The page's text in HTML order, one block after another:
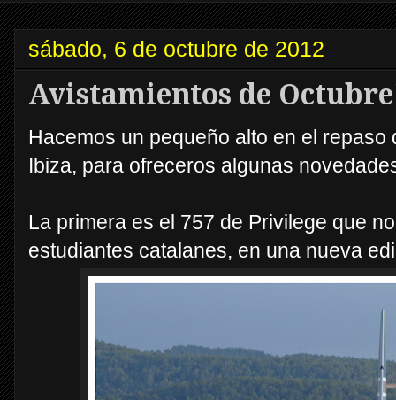
sábado, 6 de octubre de 2012
Avistamientos de
Hacemos un pequeño alto en el
Ibiza, para ofreceros algunas
La primera es el 757 de Privilege que
estudiantes catalanes, en una nueva